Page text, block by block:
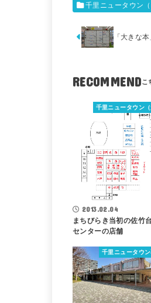
千里ニュータウン（
「大きな
RECOMMEND
千里ニュータウン（
2013.02.04
まちびらき当初の佐竹
センターの店舗
千里ニュータウ